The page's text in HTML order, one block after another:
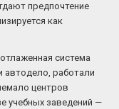
предпочтение
как
система
автодело, работали
центров
учебных заведений —